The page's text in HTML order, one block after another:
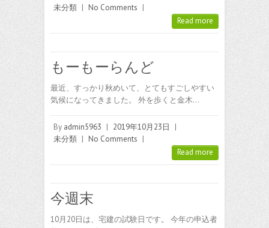
未分類 | No Comments |
Read more
もーもーらんど
最近、すっかり秋めいて、とてもすごしやすい
気候になってきました。 外を歩くと金木…
By admin5963 | 2019年10月23日
|
未分類 | No Comments |
Read more
今週末
10月20日は、宅建の試験日です。 今年の申込者